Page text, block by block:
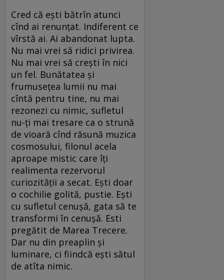
Cred că ești bătrîn atunci
cînd ai renunțat. Indiferent ce
vîrstă ai. Ai abandonat lupta.
Nu mai vrei să ridici privirea.
Nu mai vrei să crești în nici
un fel. Bunătatea și
frumusețea lumii nu mai
cîntă pentru tine, nu mai
rezonezi cu nimic, sufletul
nu-ți mai tresare ca o strună
de vioară cînd răsună muzica
cosmosului, filonul acela
aproape mistic care îți
realimenta rezervorul
curiozității a secat. Ești doar
o cochilie golită, pustie. Ești
cu sufletul cenușă, gata să te
transformi în cenușă. Esti
pregătit de Marea Trecere.
Dar nu din preaplin și
luminare, ci fiindcă ești sătul
de atîta nimic.